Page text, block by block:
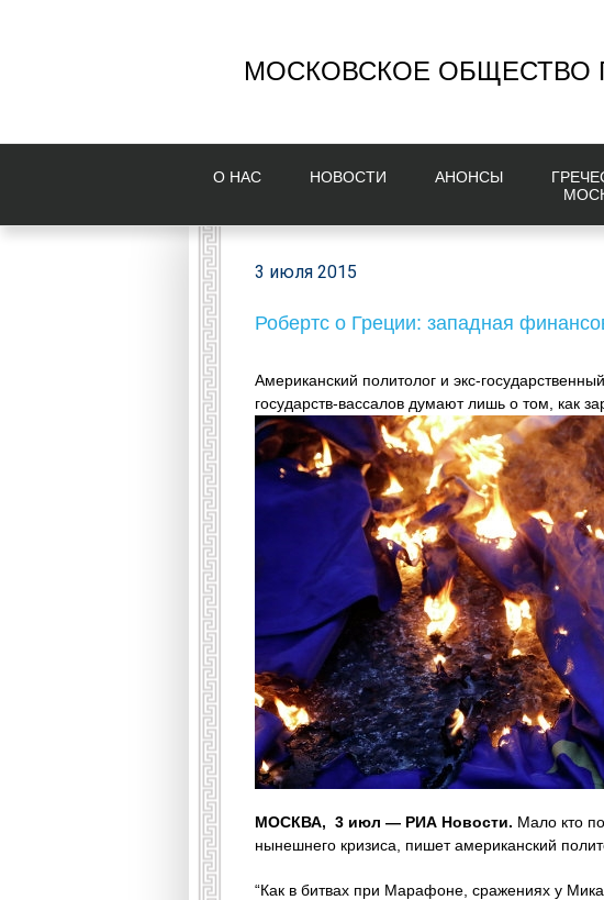
МОСКОВСКОЕ ОБЩЕСТВО
О НAС НОВОСТИ AНОНСЫ
3 июля 2015
Робертс о Греции: западная
Американский политолог и экс-
государств-вассалов думают лишь о том, как
МОСКВА, 3 июл — РИА Новости. Мало кто
нынешнего кризиса, пишет американский
“Как в битвах при Марафоне, сражениях у